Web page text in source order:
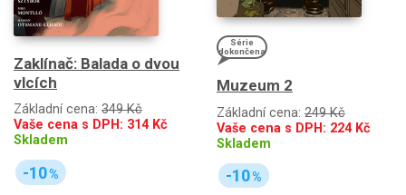
Zaklínač: Balada o dvou
vlcích
Základní cena: 349 Kč
Vaše cena s DPH: 314Kč
Skladem
-10%
Série
dokončena
Muzeum 2
Základní cena: 249 Kč
Vaše cena s DPH: 224Kč
Skladem
-10%